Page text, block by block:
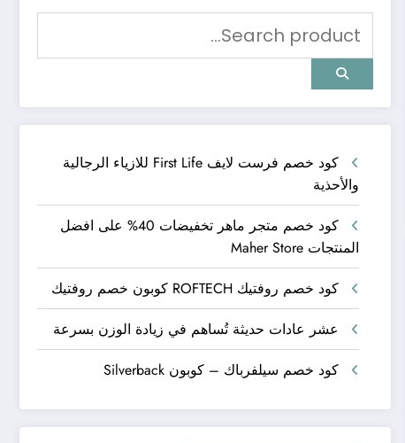
كود خصم فرست لايف First Life للازياء الرجالية
والأحذية
كود خصم متجر ماهر تخفيضات 40% على افضل
المنتجات Maher Store
كود خصم روفتيك ROFTECH كوبون خصم روفتيك
عشر عادات حديثة تُساهم في زيادة الوزن بسرعة
كود خصم سيلفرباك – كوبون Silverback